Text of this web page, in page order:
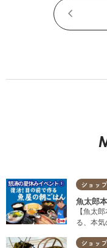
ショップ
魚太郎
【魚太
る、本
ショップ